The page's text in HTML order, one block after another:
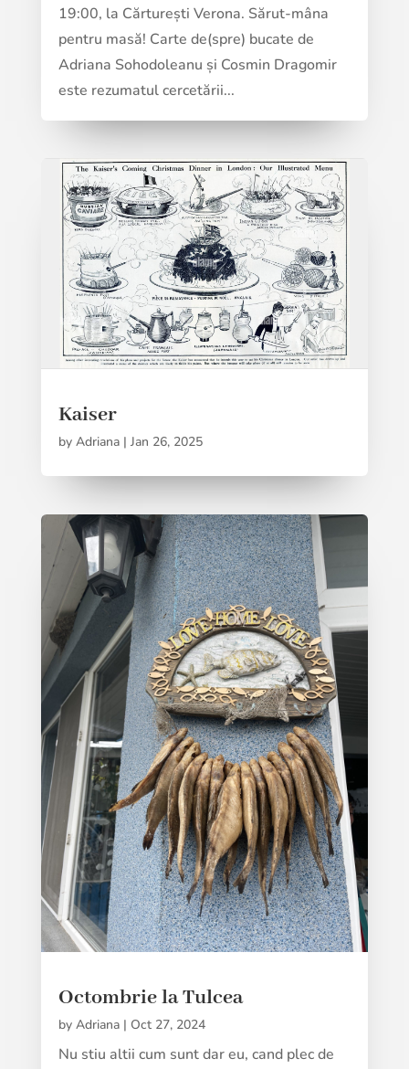
19:00, la Cărturești Verona. Sărut-mâna
pentru masă! Carte de(spre) bucate de
Adriana Sohodoleanu și Cosmin Dragomir
este rezumatul cercetării...
Kaiser
by Adriana| Jan 26, 2025
Octombrie la Tulcea
by Adriana| Oct 27, 2024
Nu stiu altii cum sunt dar eu, cand plec de